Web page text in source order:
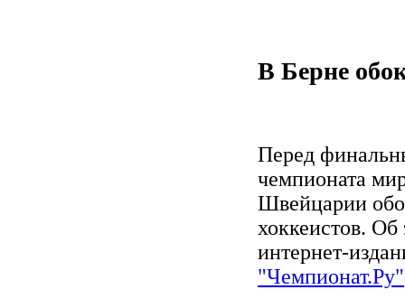
В Берне
Перед
чемпионата
Швейцарии
хоккеистов.
интернет-
"Чемпионат.Ру"